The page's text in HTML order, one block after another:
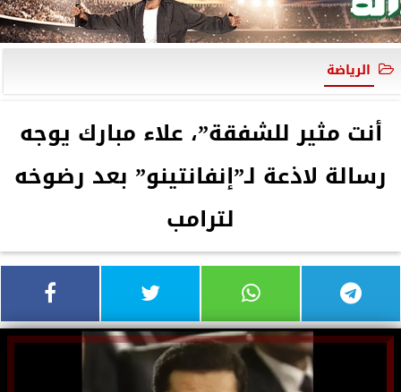
الرياضة
أنت مثير للشفقة”، علاء مبارك يوجه
رسالة لاذعة لـ”إنفانتينو” بعد رضوخه
لترامب